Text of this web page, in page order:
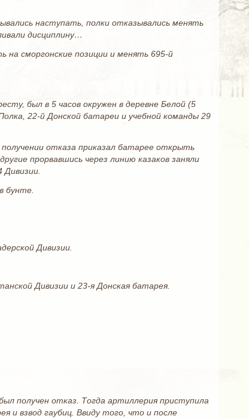
наступать, полки отказывались менять
дисциплину…
на сморгонские позиции и менять 695-й
был в 5 часов окружен в деревне Белой (5
22-й Донской батареи и учебной команды 29
отказа приказал батарее открыть
прорвавшись через линию казаков заняли
бунте.
Дивизии.
Дивизии и 23-я Донская батарея.
получен отказ. Тогда артиллерия приступила
и взвод гаубиц. Ввиду того, что и после